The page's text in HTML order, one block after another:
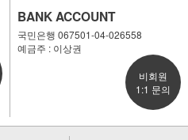
BANK ACCOUNT
국민은행 067501-04-026558
예금주 : 이상권
비회원
1:1 문의